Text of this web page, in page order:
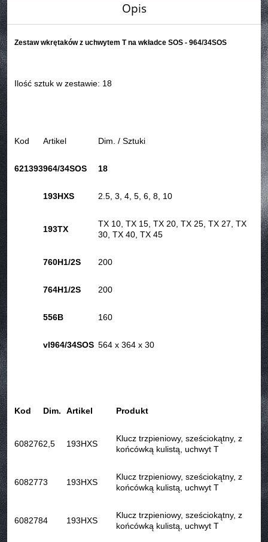
Opis
Zestaw wkrętaków z uchwytem T na wkładce SOS - 964/34SOS
Ilość sztuk w zestawie: 18
Kod Artikel Dim. / Sztuki
621393964/34SOS 18
193HXS 2.5, 3, 4, 5, 6, 8, 10
193TX
TX 10, TX 15, TX 20, TX 25, TX 27, TX
30, TX 40, TX 45
760H1/2S 200
764H1/2S 200
556B 160
vl964/34SOS 564 x 364 x 30
Kod Dim. Artikel Produkt
6082762,5 193HXS
Klucz trzpieniowy, sześciokątny, z
końcówką kulistą, uchwyt T
6082773 193HXS
Klucz trzpieniowy, sześciokątny, z
końcówką kulistą, uchwyt T
6082784 193HXS
Klucz trzpieniowy, sześciokątny, z
końcówką kulistą, uchwyt T